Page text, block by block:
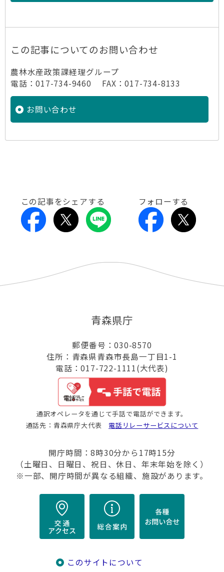
この記事についてのお問い合わせ
農林水産政策課経理グループ
電話：017-734-9460 FAX：017-734-8133
お問い合わせ
この記事をシェアする フォローする
青森県庁
郵便番号：030-8570
住所：青森県青森市長島一丁目1-1
電話：017-722-1111(大代表)
通訳オペレータを通じて手話で電話ができます。
通話先：青森県庁大代表 電話リレーサービスについて
開庁時間：8時30分から17時15分
（土曜日、日曜日、祝日、休日、年末年始を除く）
※一部、開庁時間が異なる組織、施設があります。
このサイトについて